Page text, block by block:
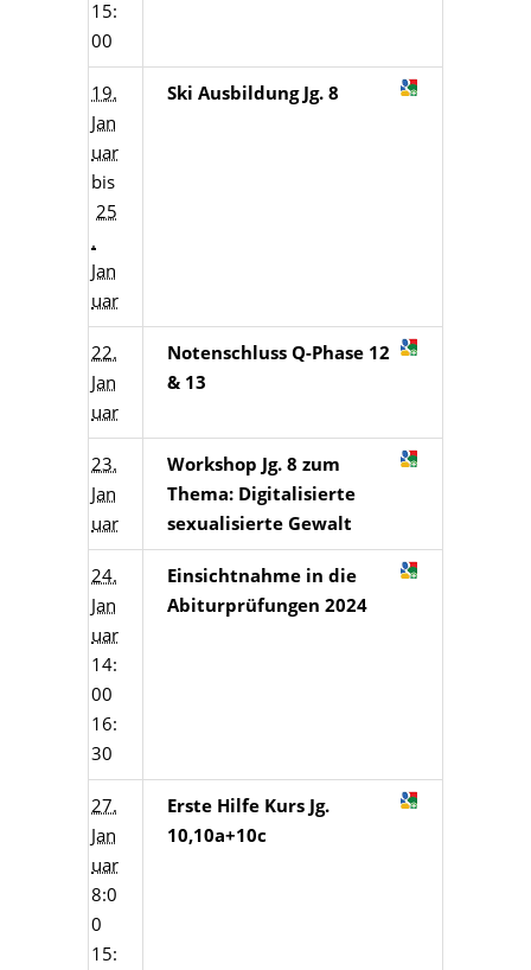
15:
00
19.
Jan
uar
bis
25
.
Jan
uar
Ski Ausbildung Jg. 8
22.
Jan
uar
Notenschluss Q-Phase 12
& 13
23.
Jan
uar
Workshop Jg. 8 zum
Thema: Digitalisierte
sexualisierte Gewalt
24.
Jan
uar
14:
00
16:
30
Einsichtnahme in die
Abiturprüfungen 2024
27.
Jan
uar
8:0
0
15:
Erste Hilfe Kurs Jg.
10,10a+10c